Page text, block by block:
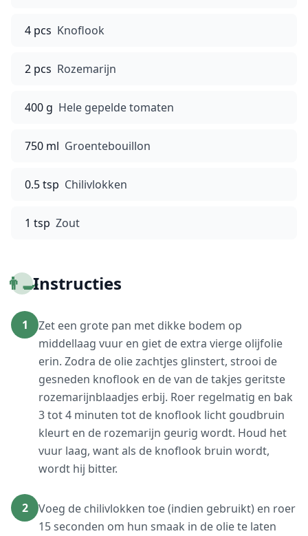
4 pcs Knoflook
2 pcs Rozemarijn
400 g Hele gepelde tomaten
750 ml Groentebouillon
0.5 tsp Chilivlokken
1 tsp Zout
👨‍🍳Instructies
1
Zet een grote pan met dikke bodem op
middellaag vuur en giet de extra vierge olijfolie
erin. Zodra de olie zachtjes glinstert, strooi de
gesneden knoflook en de van de takjes geritste
rozemarijnblaadjes erbij. Roer regelmatig en bak
3 tot 4 minuten tot de knoflook licht goudbruin
kleurt en de rozemarijn geurig wordt. Houd het
vuur laag, want als de knoflook bruin wordt,
wordt hij bitter.
2
Voeg de chilivlokken toe (indien gebruikt) en roer
15 seconden om hun smaak in de olie te laten